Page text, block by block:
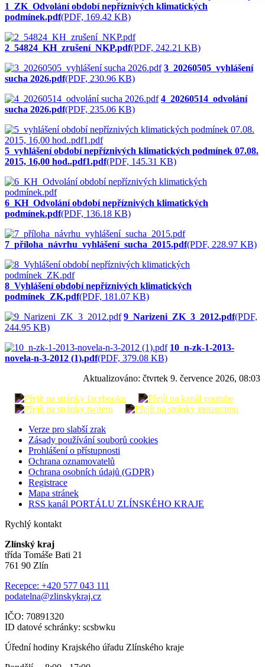
1_ZK_Odvolání období nepříznivých klimatických
podmínek.pdf(PDF, 169.42 KB)
2_54824_KH_zrušení_NKP.pdf(PDF, 242.21 KB)
3_20260505_vyhlášení
sucha 2026.pdf(PDF, 230.96 KB)
4_20260514_odvolání
sucha 2026.pdf(PDF, 235.06 KB)
5_vyhlášení období nepříznivých klimatických podmínek 07.08.
2015, 16,00 hod..pdf1.pdf(PDF, 145.31 KB)
6_KH_Odvolání období nepříznivých klimatických
podmínek.pdf(PDF, 136.18 KB)
7_příloha_návrhu_vyhlášení_sucha_2015.pdf(PDF, 228.97 KB)
8_Vyhlášení období nepříznivých klimatických
podmínek_ZK.pdf(PDF, 181.07 KB)
9_Narizeni_ZK_3_2012.pdf(PDF,
244.95 KB)
10_n-zk-1-2013-
novela-n-3-2012 (1).pdf(PDF, 379.08 KB)
Aktualizováno: čtvrtek 9. července 2026, 08:03
Verze pro slabší zrak
Zásady používání souborů cookies
Prohlášení o přístupnosti
Ochrana oznamovatelů
Ochrana osobních údajů (GDPR)
Registrace
Mapa stránek
RSS kanál PORTÁLU ZLÍNSKÉHO KRAJE
Rychlý kontakt
Zlínský kraj
třída Tomáše Bati 21
761 90 Zlín
Recepce: +420 577 043 111
podatelna@zlinskykraj.cz
IČO: 70891320
ID datové schránky: scsbwku
Úřední hodiny Krajského úřadu Zlínského kraje